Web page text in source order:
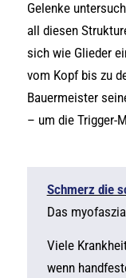
Gelenke
all diesen
sich wie Glieder
vom Kopf bis zu
Bauermeister
– um die Trigger-
Schmerz die
Das
Viele
wenn